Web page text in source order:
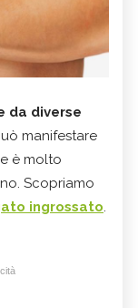
da diverse
manifestare
è molto
Scopriamo
ingrossato.